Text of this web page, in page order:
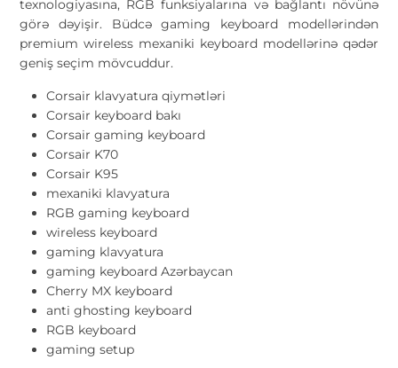
texnologiyasına, RGB funksiyalarına və bağlantı növünə
görə dəyişir. Büdcə gaming keyboard modellərindən
premium wireless mexaniki keyboard modellərinə qədər
geniş seçim mövcuddur.
Corsair klavyatura qiymətləri
Corsair keyboard bakı
Corsair gaming keyboard
Corsair K70
Corsair K95
mexaniki klavyatura
RGB gaming keyboard
wireless keyboard
gaming klavyatura
gaming keyboard Azərbaycan
Cherry MX keyboard
anti ghosting keyboard
RGB keyboard
gaming setup